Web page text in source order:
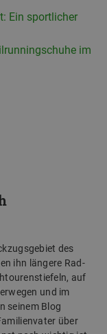
Ein sportlicher
im
des
ihn längere Rad-
auf
und im
seinem Blog
über